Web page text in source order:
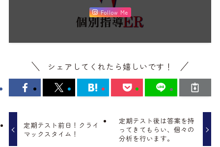
Follow Me
シェアしてくれたら嬉しいです！
定期テスト前日！クライ
マックスタイム！
定期テスト後は答案を持
ってきてもらい、個々の
分析を行います。